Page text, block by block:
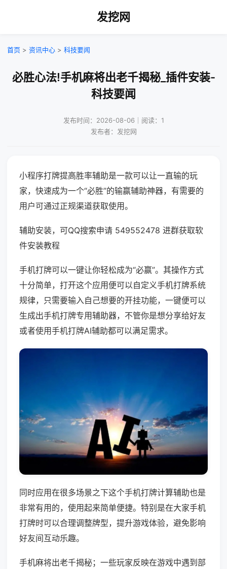
发挖网
首页 > 资讯中心 > 科技要闻
必胜心法!手机麻将出老千揭秘_插件安装-
科技要闻
发布时间：2026-08-06｜阅读：1
发布者：发挖网
小程序打牌提高胜率辅助是一款可以让一直输的玩
家，快速成为一个“必胜”的输赢辅助神器，有需要的
用户可通过正规渠道获取使用。
辅助安装，可QQ搜索申请 549552478 进群获取软
件安装教程
手机打牌可以一键让你轻松成为“必赢”。其操作方式
十分简单，打开这个应用便可以自定义手机打牌系统
规律，只需要输入自己想要的开挂功能，一键便可以
生成出手机打牌专用辅助器，不管你是想分享给好友
或者使用手机打牌AI辅助都可以满足需求。
同时应用在很多场景之下这个手机打牌计算辅助也是
非常有用的，使用起来简单便捷。特别是在大家手机
打牌时可以合理调整牌型，提升游戏体验，避免影响
好友间互动乐趣。
手机麻将出老千揭秘；一些玩家反映在游戏中遇到部